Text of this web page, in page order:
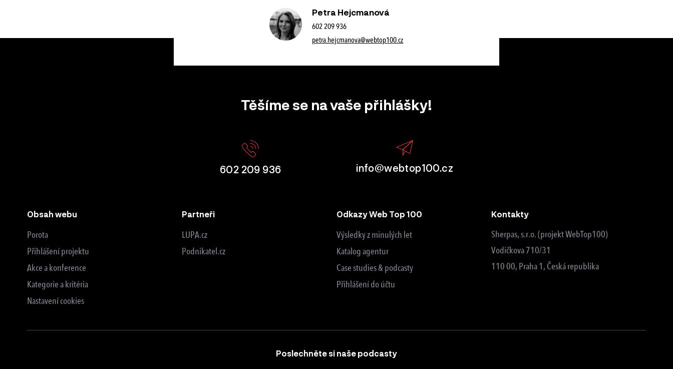
Petra Hejcmanová
602 209 936
petra.hejcmanova@webtop100.cz
Těšíme se na vaše přihlášky!
602 209 936 info@webtop100.cz
Obsah webu
Porota
Přihlášení projektu
Akce a konference
Kategorie a kritéria
Nastavení cookies
Partneři
LUPA.cz
Podnikatel.cz
Odkazy Web Top 100
Výsledky z minulých let
Katalog agentur
Case studies & podcasty
Přihlášení do účtu
Kontakty
Sherpas, s.r.o. (projekt WebTop100)
Vodičkova 710/31
110 00, Praha 1, Česká republika
Poslechněte si naše podcasty